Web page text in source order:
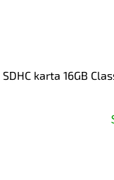
karta 16GB